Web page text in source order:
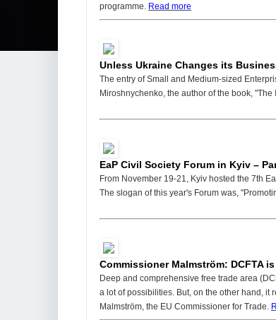
programme. Read more
Unless Ukraine Changes its
The entry of Small and Medium-sized
Miroshnychenko, the author of the book,
EaP Civil Society Forum in Kyiv –
From November 19-21, Kyiv hosted the 7th
The slogan of this year's Forum was,
Commissioner Malmström: DCFTA
Deep and comprehensive free trade area
a lot of possibilities. But, on the other hand, it
Malmström, the EU Commissioner for Trade.